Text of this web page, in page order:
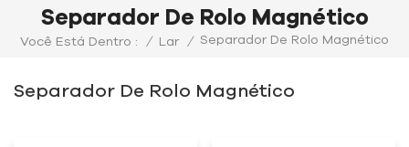
Separador De Rolo Magnético
Você Está Dentro : / Lar / Separador De Rolo Magnético
Separador De Rolo Magnético